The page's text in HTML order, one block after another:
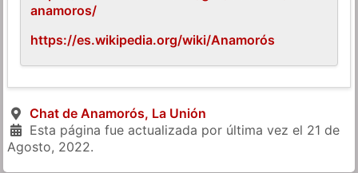
anamoros/
https://es.wikipedia.org/wiki/Anamorós
Chat de Anamorós, La Unión
Esta página fue actualizada por última vez el 21 de
Agosto, 2022.